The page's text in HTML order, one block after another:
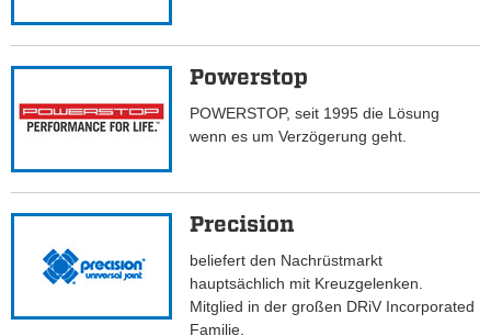
Powerstop
POWERSTOP, seit 1995 die Lösung
wenn es um Verzögerung geht.
Precision
beliefert den Nachrüstmarkt
hauptsächlich mit Kreuzgelenken.
Mitglied in der großen DRiV Incorporated
Familie.